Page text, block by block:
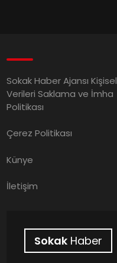
Sokak Haber Ajansı Kişisel
Verileri Saklama ve İmha
Politikası
Çerez Politikası
Künye
İletişim
Sokak Haber